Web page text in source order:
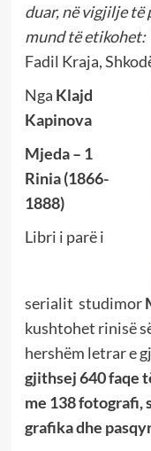
duar, në vigjilje
mund të etikohet:
Fadil Kraja,
Nga Klajd
Kapinova
Mjeda – 1
Rinia (1866-
1888)
Libri i parë i
serialit studimor
kushtohet rinisë
hershëm letrar e
gjithsej 640 faqe
me 138 fotografi,
grafika dhe